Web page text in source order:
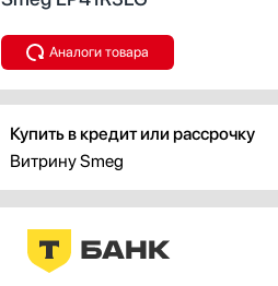
Кухонные комбайны
Микроволновые печи
Миксеры
Мойки
Наушники
Обогреватели
Аналоги товара
Купить в кредит или рассрочку
Витрину Smeg